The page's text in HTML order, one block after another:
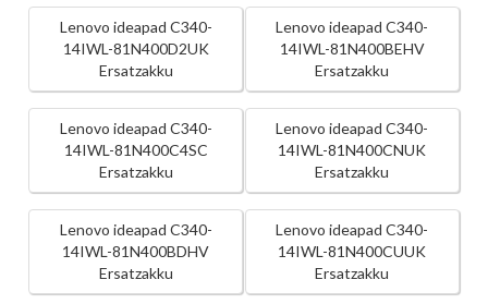
Lenovo ideapad C340-
14IWL-81N400D2UK
Ersatzakku
Lenovo ideapad C340-
14IWL-81N400BEHV
Ersatzakku
Lenovo ideapad C340-
14IWL-81N400C4SC
Ersatzakku
Lenovo ideapad C340-
14IWL-81N400CNUK
Ersatzakku
Lenovo ideapad C340-
14IWL-81N400BDHV
Ersatzakku
Lenovo ideapad C340-
14IWL-81N400CUUK
Ersatzakku